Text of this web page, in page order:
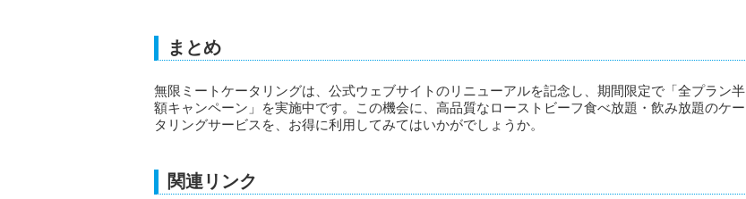
まとめ
無限ミートケータリングは、公式ウェブサイトのリニューアルを記念し、期間限定で「全プラン半
額キャンペーン」を実施中です。この機会に、高品質なローストビーフ食べ放題・飲み放題のケー
タリングサービスを、お得に利用してみてはいかがでしょうか。
関連リンク